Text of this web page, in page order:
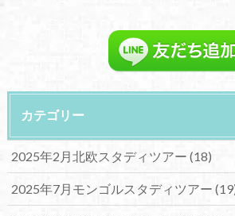
カテゴリー
2025年2月北欧スタディツアー (18)
2025年7月モンゴルスタディツアー